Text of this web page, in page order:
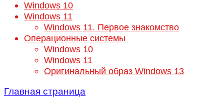
Windows 10
Windows 11
Windows 11. Первое знакомство
Операционные системы
Windows 10
Windows 11
Оригинальный образ Windows 13
Главная страница